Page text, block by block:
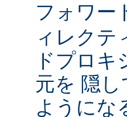
フォワー
ィレクテ
ドプロ
元を 隠
ようにな